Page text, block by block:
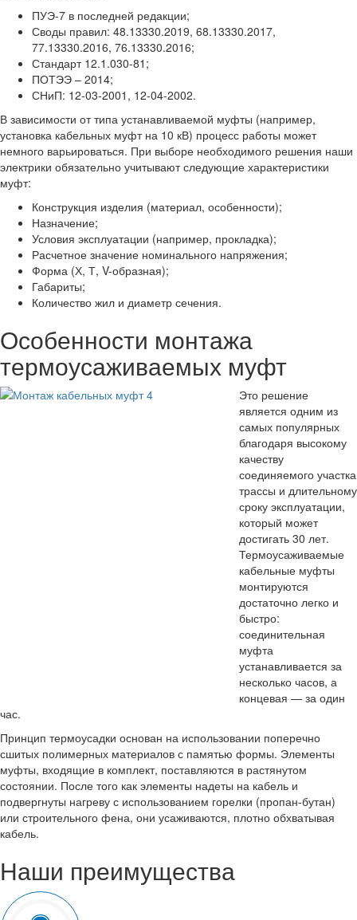
ПУЭ-7 в последней редакции;
Своды правил: 48.13330.2019, 68.13330.2017,
77.13330.2016, 76.13330.2016;
Стандарт 12.1.030-81;
ПОТЭЭ – 2014;
СНиП: 12-03-2001, 12-04-2002.
В зависимости от типа устанавливаемой муфты (например,
установка кабельных муфт на 10 кВ) процесс работы может
немного варьироваться. При выборе необходимого решения наши
электрики обязательно учитывают следующие характеристики
муфт:
Конструкция изделия (материал, особенности);
Назначение;
Условия эксплуатации (например, прокладка);
Расчетное значение номинального напряжения;
Форма (Х, Т, V-образная);
Габариты;
Количество жил и диаметр сечения.
Особенности монтажа
термоусаживаемых муфт
Это решение
является одним из
самых популярных
благодаря высокому
качеству
соединяемого участка
трассы и длительному
сроку эксплуатации,
который может
достигать 30 лет.
Термоусаживаемые
кабельные муфты
монтируются
достаточно легко и
быстро:
соединительная
муфта
устанавливается за
несколько часов, а
концевая — за один
час.
Принцип термоусадки основан на использовании поперечно
сшитых полимерных материалов с памятью формы. Элементы
муфты, входящие в комплект, поставляются в растянутом
состоянии. После того как элементы надеты на кабель и
подвергнуты нагреву с использованием горелки (пропан-бутан)
или строительного фена, они усаживаются, плотно обхватывая
кабель.
Наши преимущества